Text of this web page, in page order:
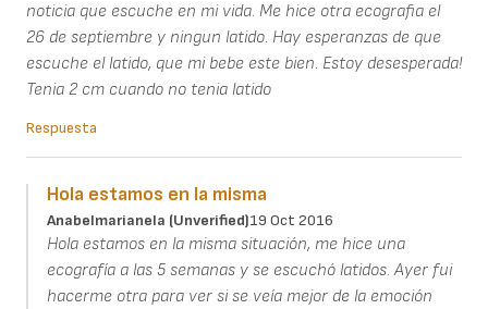
noticia que escuche en mi vida. Me hice otra ecografia el
26 de septiembre y ningun latido. Hay esperanzas de que
escuche el latido, que mi bebe este bien. Estoy desesperada!
Tenia 2 cm cuando no tenia latido
Respuesta
Hola estamos en la misma
Anabelmarianela (unverified)19 Oct 2016
Hola estamos en la misma situación, me hice una
ecografía a las 5 semanas y se escuchó latidos. Ayer fui
hacerme otra para ver si se veía mejor de la emoción